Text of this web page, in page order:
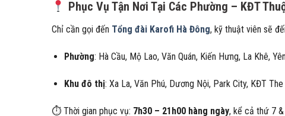
Phục Vụ Tận Nơi Tại Các Phường – KĐT
Chỉ cần gọi đến Tổng đài Karofi Hà Đông, kỹ thuật viên sẽ
Phường: Hà Cầu, Mộ Lao, Văn Quán, Kiến Hưng, La Khê,
Khu đô thị: Xa La, Văn Phú, Dương Nội, Park City, KĐT
⏱ Thời gian phục vụ: 7h30 – 21h00 hàng ngày, kể cả thứ 7 &